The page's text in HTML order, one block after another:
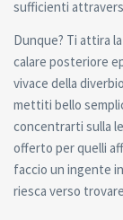
sufficienti
Dunque? Ti attira
calare posteriore
vivace della
mettiti bello
concentrarti sulla
offerto per quelli
faccio un ingente
riesca verso